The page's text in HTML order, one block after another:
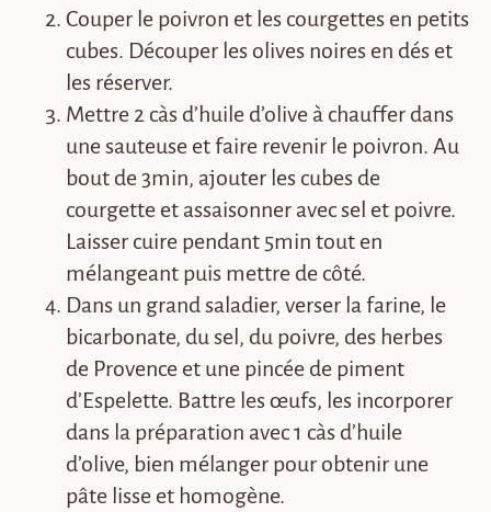
Couper le poivron et les courgettes en petits
cubes. Découper les olives noires en dés et
les réserver.
Mettre 2 càs d’huile d’olive à chauffer dans
une sauteuse et faire revenir le poivron. Au
bout de 3min, ajouter les cubes de
courgette et assaisonner avec sel et poivre.
Laisser cuire pendant 5min tout en
mélangeant puis mettre de côté.
Dans un grand saladier, verser la farine, le
bicarbonate, du sel, du poivre, des herbes
de Provence et une pincée de piment
d’Espelette. Battre les œufs, les incorporer
dans la préparation avec 1 càs d’huile
d’olive, bien mélanger pour obtenir une
pâte lisse et homogène.